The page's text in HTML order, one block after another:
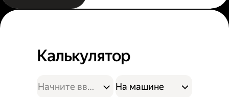
Калькулятор
На машине